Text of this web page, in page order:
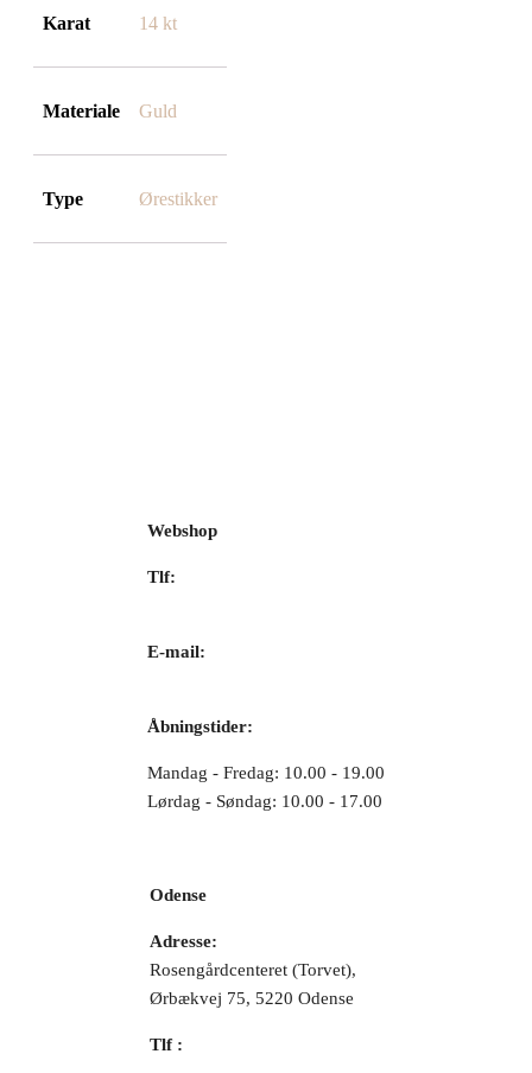
Karat 14 kt
Materiale Guld
Type Ørestikker
Webshop
Tlf:
E-mail:
Åbningstider:
Mandag - Fredag: 10.00 - 19.00
Lørdag - Søndag: 10.00 - 17.00
Odense
Adresse:
Rosengårdcenteret (Torvet),
Ørbækvej 75, 5220 Odense
Tlf :